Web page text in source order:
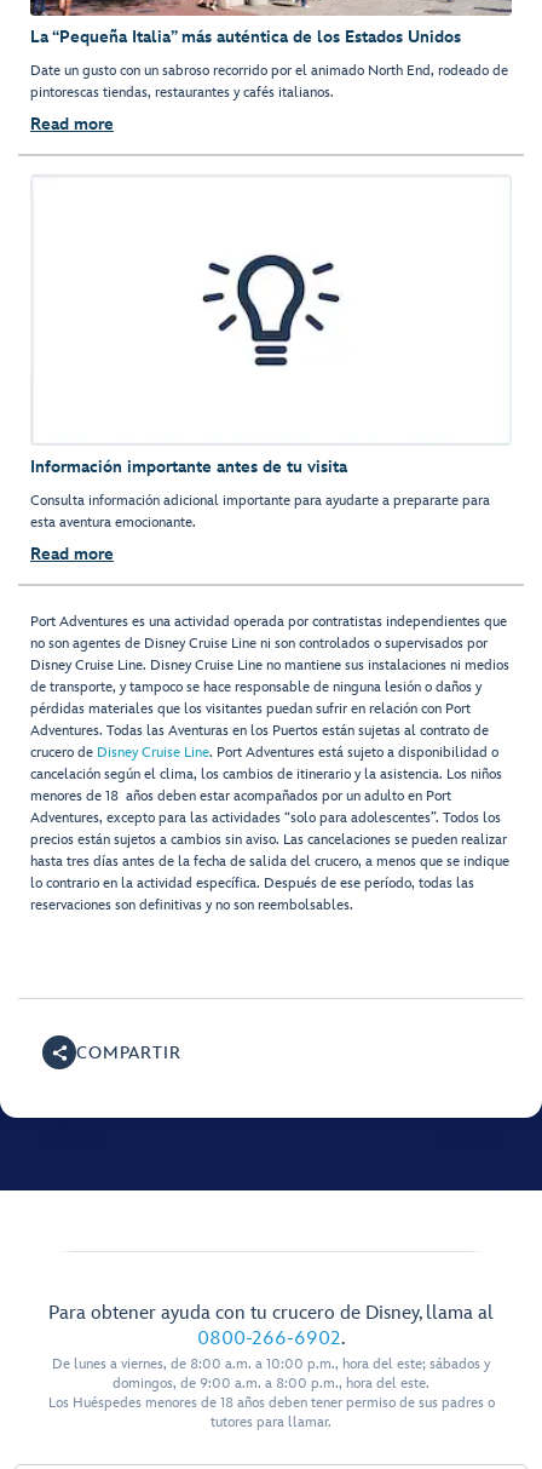
La “Pequeña Italia” más auténtica de los Estados Unidos
Date un gusto con un sabroso recorrido por el animado North End, rodeado de
pintorescas tiendas, restaurantes y cafés italianos.
Read more
Información importante antes de tu visita
Consulta información adicional importante para ayudarte a prepararte para
esta aventura emocionante.
Read more
Port Adventures es una actividad operada por contratistas independientes que
no son agentes de Disney Cruise Line ni son controlados o supervisados por
Disney Cruise Line. Disney Cruise Line no mantiene sus instalaciones ni medios
de transporte, y tampoco se hace responsable de ninguna lesión o daños y
pérdidas materiales que los visitantes puedan sufrir en relación con Port
Adventures. Todas las Aventuras en los Puertos están sujetas al contrato de
crucero de Disney Cruise Line. Port Adventures está sujeto a disponibilidad o
cancelación según el clima, los cambios de itinerario y la asistencia. Los niños
menores de 18 años deben estar acompañados por un adulto en Port
Adventures, excepto para las actividades “solo para adolescentes”. Todos los
precios están sujetos a cambios sin aviso. Las cancelaciones se pueden realizar
hasta tres días antes de la fecha de salida del crucero, a menos que se indique
lo contrario en la actividad específica. Después de ese período, todas las
reservaciones son definitivas y no son reembolsables.
COMPARTIR
Para obtener ayuda con tu crucero de Disney, llama al
0800-266-6902.
De lunes a viernes, de 8:00 a.m. a 10:00 p.m., hora del este; sábados y
domingos, de 9:00 a.m. a 8:00 p.m., hora del este.
Los Huéspedes menores de 18 años deben tener permiso de sus padres o
tutores para llamar.